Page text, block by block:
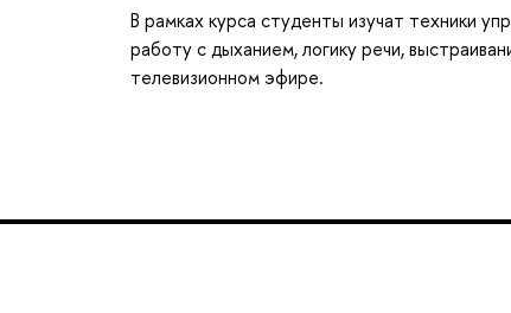
В рамках курса студенты изучат техники
работу с дыханием, логику речи,
телевизионном эфире.